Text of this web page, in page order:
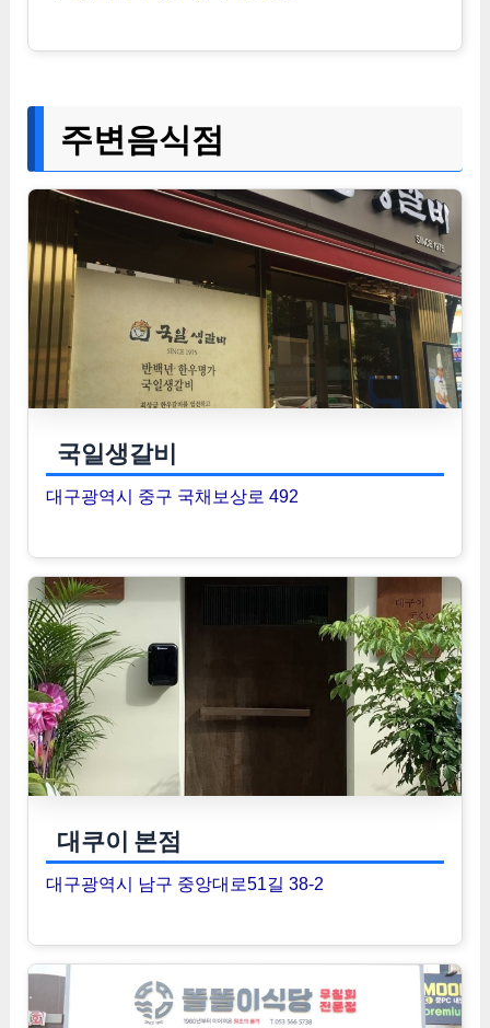
주변음식점
국일생갈비
대구광역시 중구 국채보상로 492
대쿠이 본점
대구광역시 남구 중앙대로51길 38-2